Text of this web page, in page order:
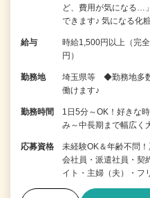
ど、費用が気になる…
できます♪ 気になる化
給与
時給1,500円以上（完
円）
勤務地
埼玉県等 ◆勤務地多
働けます♪
勤務時間
1日5分～OK！好きな
み～中長期まで幅広く
応募資格
未経験OK＆年齢不問
会社員・派遣社員・契
イト・主婦（夫）・フ